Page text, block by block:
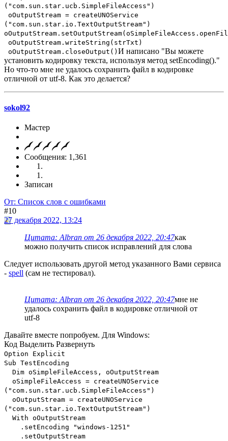
("com.sun.star.ucb.SimpleFileAccess")
oOutputStream = createUNOService
("com.sun.star.io.TextOutputStream")
oOutputStream.writeString(strTxt)
oOutputStream.closeOutput() И написано "Вы можете
установить кодировку текста, используя метод setEncoding()."
Но что-то мне не удалось сохранить файл в кодировке
отличной от utf-8. Как это делается?
sokol92
Мастер
Сообщения: 1,361
Записан
От: Список слов с ошибками
#10
27 декабря 2022, 13:24
Цитата: Albran от 26 декабря 2022, 20:47как
можно получить список исправлений для слова
Следует использовать другой метод указанного Вами сервиса
- spell (сам не тестировал).
Цитата: Albran от 26 декабря 2022, 20:47мне не
удалось сохранить файл в кодировке отличной от
utf-8
Давайте вместе попробуем. Для Windows:
Код Выделить Развернуть
Option Explicit
Sub TestEncoding
Dim oSimpleFileAccess, oOutputStream
oSimpleFileAccess = createUNOService
("com.sun.star.ucb.SimpleFileAccess")
oOutputStream = createUNOService
("com.sun.star.io.TextOutputStream")
With oOutputStream
.setEncoding "windows-1251"
.setOutputStream